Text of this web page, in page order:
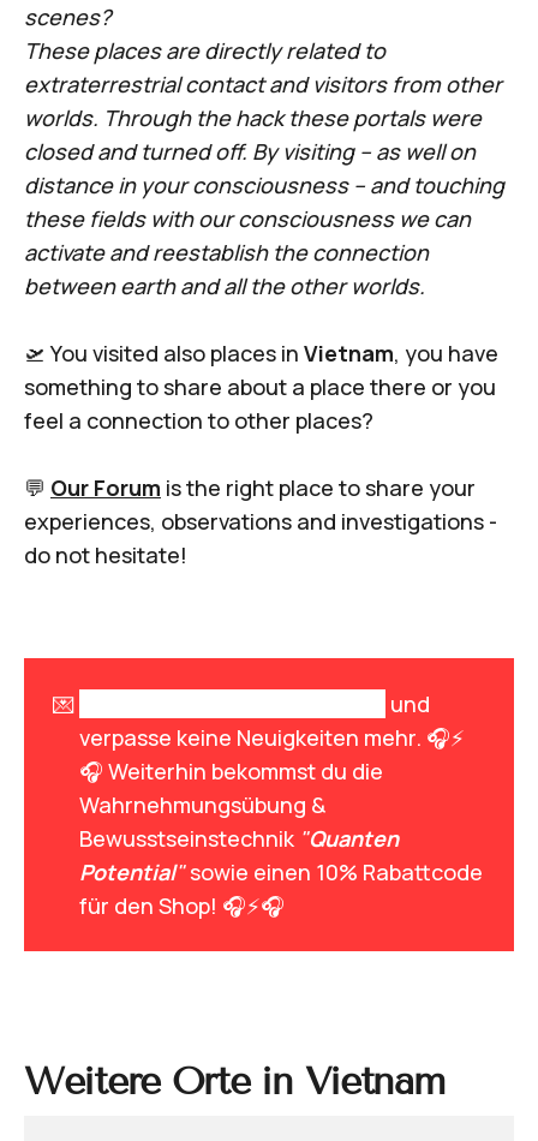
scenes?
These places are directly related to
extraterrestrial contact and visitors from other
worlds. Through the hack these portals were
closed and turned off. By visiting – as well on
distance in your consciousness – and touching
these fields with our consciousness we can
activate and reestablish the connection
between earth and all the other worlds.
🛫 You visited also places in Vietnam, you have
something to share about a place there or you
feel a connection to other places?
💬 Our Forum is the right place to share your
experiences, observations and investigations -
do not hesitate!
💌
und
verpasse keine Neuigkeiten mehr. 🎧⚡
🎧 Weiterhin bekommst du die
Wahrnehmungsübung &
Bewusstseinstechnik "Quanten
Potential"sowie einen 10% Rabattcode
für den Shop! 🎧⚡🎧
Weitere Orte in Vietnam